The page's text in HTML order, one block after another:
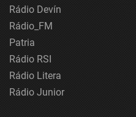
Rádio Devín
Rádio_FM
Patria
Rádio RSI
Rádio Litera
Rádio Junior